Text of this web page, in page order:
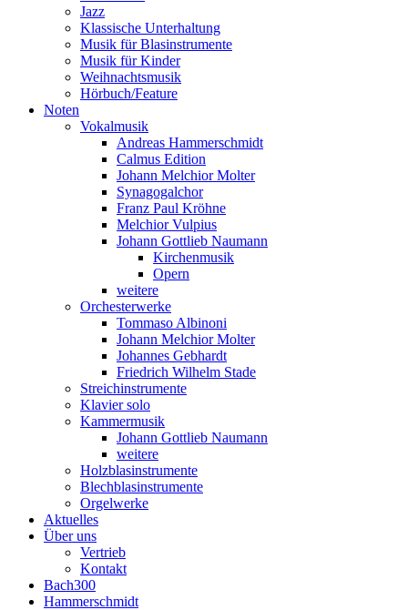
Jazz
Klassische Unterhaltung
Musik für Blasinstrumente
Musik für Kinder
Weihnachtsmusik
Hörbuch/Feature
Noten
Vokalmusik
Andreas Hammerschmidt
Calmus Edition
Johann Melchior Molter
Synagogalchor
Franz Paul Kröhne
Melchior Vulpius
Johann Gottlieb Naumann
Kirchenmusik
Opern
weitere
Orchesterwerke
Tommaso Albinoni
Johann Melchior Molter
Johannes Gebhardt
Friedrich Wilhelm Stade
Streichinstrumente
Klavier solo
Kammermusik
Johann Gottlieb Naumann
weitere
Holzblasinstrumente
Blechblasinstrumente
Orgelwerke
Aktuelles
Über uns
Vertrieb
Kontakt
Bach300
Hammerschmidt